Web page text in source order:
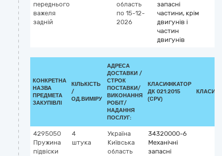
переднього
важеля
задній
область
по 15-12-
2026
запасні
частини, крім
двигунів і
частин
двигунів
КОНКРЕТНА
НАЗВА
ПРЕДМЕТА
ЗАКУПІВЛІ
КІЛЬКІСТЬ
/
ОД.ВИМІРУ
АДРЕСА
ДОСТАВКИ /
СТРОК
ПОСТАВКИ/
ВИКОНАННЯ
РОБІТ/
НАДАННЯ
ПОСЛУГ:
КЛАСИФІКАТОР
ДК 021:2015
(CPV)
4295050
Пружина
підвіски
4
штука
Україна
Київська
область
34320000-6
Механічні
запасні